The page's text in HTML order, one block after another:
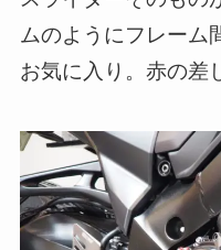
ムのようにフレーム
お気に入り。赤の差